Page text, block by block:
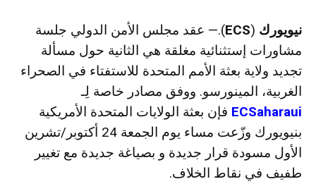
نيويورك (
ECS).— عقد مجلس الأمن الدولي جلسة
مشاورات إستثنائية مغلقة هي الثانية حول مسألة
تجديد ولاية بعثة الأمم المتحدة للاستفتاء في الصحراء
الغربية، المينورسو. ووفق مصادر خاصة لِـ
ECSaharaui فإن بعثة الولايات المتحدة الأمريكية
بنيويورك وزّعت مساء يوم الجمعة 24 أكتوبر/تشرين
الأول مسودة قرار جديدة و بصياغة جديدة مع تغيير
طفيف في نقاط الخلاف.